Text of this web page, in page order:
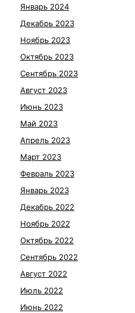
Январь 2024
Декабрь 2023
Ноябрь 2023
Октябрь 2023
Сентябрь 2023
Август 2023
Июнь 2023
Май 2023
Апрель 2023
Март 2023
Февраль 2023
Январь 2023
Декабрь 2022
Ноябрь 2022
Октябрь 2022
Сентябрь 2022
Август 2022
Июль 2022
Июнь 2022